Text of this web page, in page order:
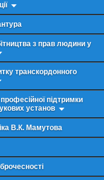
з прав людини у
транскордонного
підтримки
установ
В.К. Мамутова